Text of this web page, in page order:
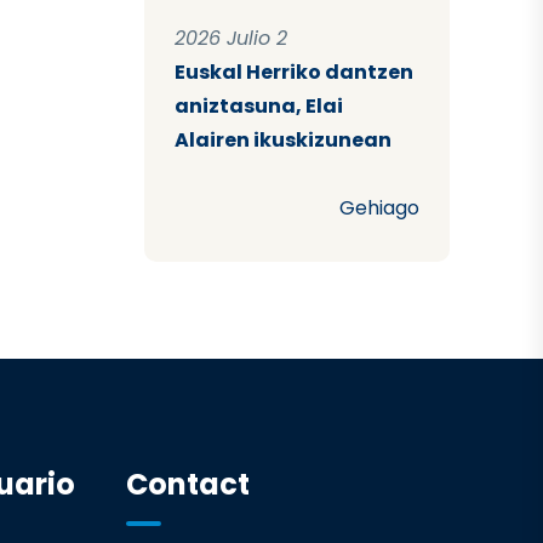
2026 Julio 2
Euskal Herriko dantzen
aniztasuna, Elai
Alairen ikuskizunean
Gehiago
Contact